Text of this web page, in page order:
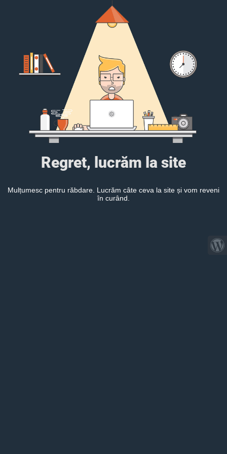
Regret, lucrăm la site
Mulțumesc pentru răbdare. Lucrăm câte ceva la site și vom reveni
în curând.